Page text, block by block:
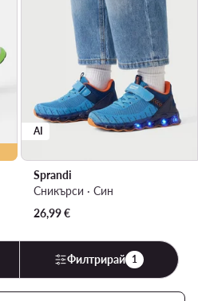
AI
Sprandi
Сникърси · Син
26,99€
Филтрирай 1